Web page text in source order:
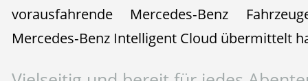
vorausfahrende Mercedes‑Benz
Mercedes‑Benz Intelligent Cloud übermittelt